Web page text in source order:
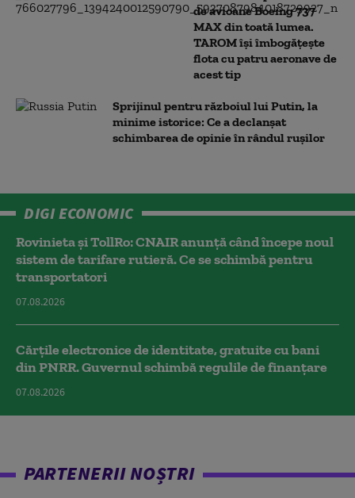
de avioane Boeing 737
MAX din toată lumea.
TAROM își îmbogățește
flota cu patru aeronave de
acest tip
Sprijinul pentru războiul lui Putin, la
minime istorice: Ce a declanșat
schimbarea de opinie în rândul rușilor
DIGI ECONOMIC
Rovinieta și TollRo: CNAIR anunță când începe noul
sistem de tarifare rutieră. Ce se schimbă pentru
transportatori
07.08.2026
Cărțile electronice de identitate, gratuite cu bani
din PNRR. Guvernul schimbă regulile de finanțare
07.08.2026
PARTENERII NOȘTRI